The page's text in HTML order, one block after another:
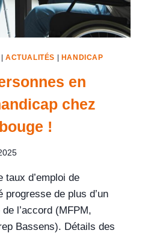
|ACTUALITÉS HANDICAP
en
chez
!
taux d’emploi de
de plus d’un
l’accord (MFPM,
Bassens). Détails des